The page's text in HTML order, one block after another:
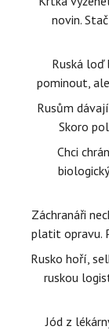
novin.
Ruská loď
pominout,
Rusům
Skoro
Chci
Záchranáři
platit opravu.
Rusko hoří,
ruskou
Jód z